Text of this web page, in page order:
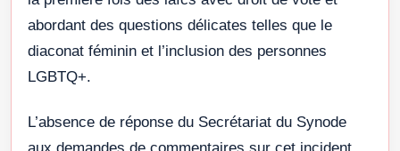
abordant des questions délicates telles que le
diaconat féminin et l’inclusion des personnes
LGBTQ+.
L’absence de réponse du Secrétariat du Synode